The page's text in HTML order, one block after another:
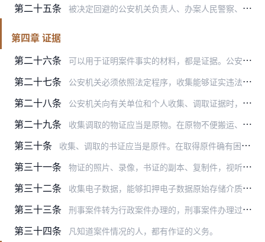
第二十五条 被决定回避的公安机关负责人、办案人民警察、鉴定人和翻译人员，在回避决定作出前所进行的与案件有关的活动是否有效，由作出回避决定的公安机关根据是否影响案件依法公正处…
第四章 证据
第二十六条
可以用于证明案件事实的材料，都是证据。公安机关办理行政案件的证据包括：
第二十七条 公安机关必须依照法定程序，收集能够证实违法嫌疑人是否违法、违法情节轻重的证据。
第二十八条 公安机关向有关单位和个人收集、调取证据时，应当告知其必须如实提供证据，并告知其伪造、隐匿、毁灭证据，提供虚假证词应当承担的法律责任。
第二十九条 收集调取的物证应当是原物。在原物不便搬运、不易保存或者依法应当由有关部门保管、处理或者依法应当返还时，可以拍摄或者制作足以反映原物外形或者内容的照片、录像。
第三十条 收集、调取的书证应当是原件。在取得原件确有困难时，可以使用副本或者复制件。
第三十一条 物证的照片、录像，书证的副本、复制件，视听资料的复制件，应当附有关制作过程及原件、原物存放处的文字说明，并由制作人和物品持有人或者持有单位有关人员签名。
第三十二条 收集电子数据，能够扣押电子数据原始存储介质的，应当扣押。
第三十三条 刑事案件转为行政案件办理的，刑事案件办理过程中收集的证据材料，可以作为行政案件的证据使用。
第三十四条 凡知道案件情况的人，都有作证的义务。